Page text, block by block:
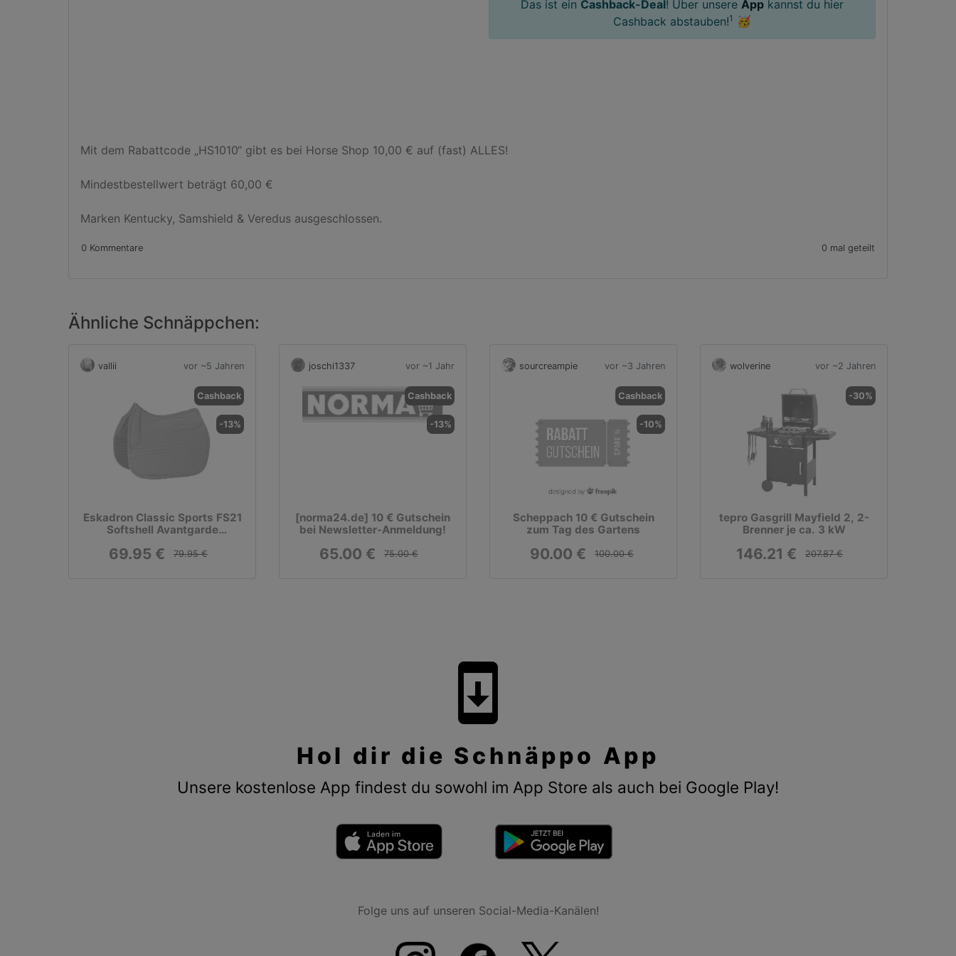
Das ist ein Cashback-Deal! Über unsere App kannst du hier
Cashback abstauben!1 🥳
Mit dem Rabattcode „HS1010“ gibt es bei Horse Shop 10,00 € auf (fast) ALLES!
Mindestbestellwert beträgt 60,00 €
Marken Kentucky, Samshield & Veredus ausgeschlossen.
0 Kommentare 0 mal geteilt
Ähnliche Schnäppchen:
vallii vor ~5 Jahren
Cashback
-13%
Eskadron Classic Sports FS21
Softshell Avantgarde
69.95 € 79.95 €
joschi1337 vor ~1 Jahr
Cashback
-13%
[norma24.de] 10 € Gutschein
bei Newsletter-Anmeldung!
65.00 € 75.00 €
sourcreampie vor ~3 Jahren
Cashback
-10%
Scheppach 10 € Gutschein
zum Tag des Gartens
90.00 € 100.00 €
wolverine vor ~2 Jahren
-30%
tepro Gasgrill Mayfield 2, 2-
Brenner je ca. 3 kW
146.21 € 207.87 €
system_update
Hol dir die Schnäppo App
Unsere kostenlose App findest du sowohl im App Store als auch bei Google Play!
Folge uns auf unseren Social-Media-Kanälen!